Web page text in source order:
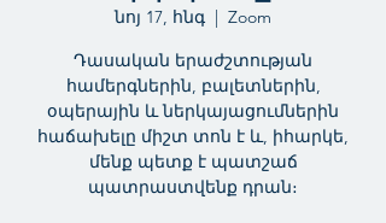
նոյ 17, հնգ
  |
Zoom
Դասական երաժշտության
համերգներին, բալետներին,
օպերային և ներկայացումներին
հաճախելը միշտ տոն է և, իհարկե,
մենք պետք է պատշաճ
պատրաստվենք դրան։